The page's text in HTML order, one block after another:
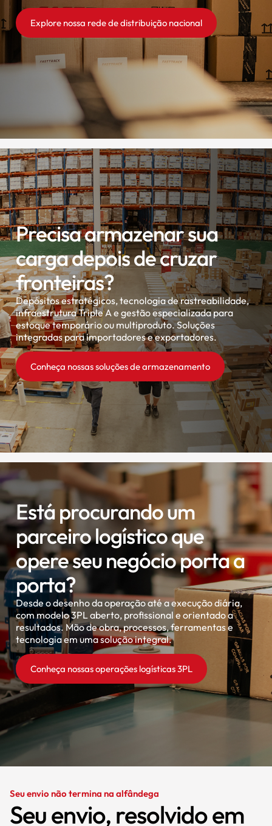
Explore nossa rede de distribuição nacional
Precisa armazenar sua
carga depois de cruzar
fronteiras?
Depósitos estratégicos, tecnologia de rastreabilidade,
infraestrutura Triple A e gestão especializada para
estoque temporário ou multiproduto. Soluções
integradas para importadores e exportadores.
Conheça nossas soluções de armazenamento
Está procurando um
parceiro logístico que
opere seu negócio porta a
porta?
Desde o desenho da operação até a execução diária,
com modelo 3PL aberto, profissional e orientado a
resultados. Mão de obra, processos, ferramentas e
tecnologia em uma solução integral.
Conheça nossas operações logísticas 3PL
Seu envio não termina na alfândega
Seu envio, resolvido em